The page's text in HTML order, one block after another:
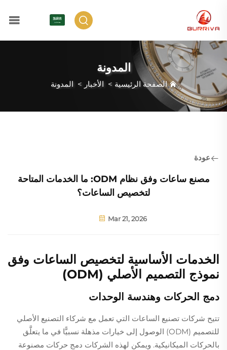
المدونة
الصفحة الرئيسية > الأخبار > المدونة
عودة
مصنع ساعات وفق نظام ODM: ما الخدمات المتاحة
لتخصيص الساعات؟
Mar 21, 2026
الخدمات الأساسية لتخصيص الساعات وفق
نموذج التصميم الأصلي (ODM)
دمج الحركات وهندسة الوحدات
تتيح شركات تصنيع الساعات التي تعمل مع شركاء التصنيع الأصلي
للتصميم (ODM) الوصول إلى خيارات مذهلة نسبيًّا في ما يتعلَّق
بالحركات الميكانيكية. ويمكن لهذه الشركات دمج حركات مصنوعة